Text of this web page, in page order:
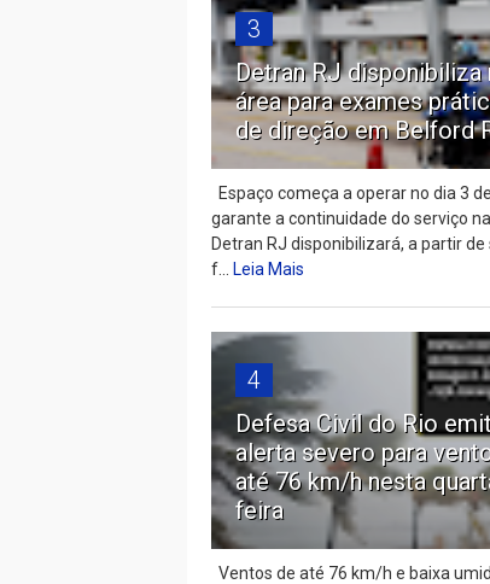
3
Detran RJ disponibiliza
área para exames
de direção em Belford
Espaço começa a operar no dia 3
garante a continuidade do serviço
Detran RJ disponibilizará, a partir de
f...Leia Mais
4
Defesa Civil do Rio
alerta severo para
até 76 km/h nesta
feira
Ventos de até 76 km/h e baixa